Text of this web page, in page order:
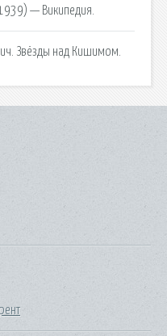
— Википедия.
Звёзды над Кишимом.